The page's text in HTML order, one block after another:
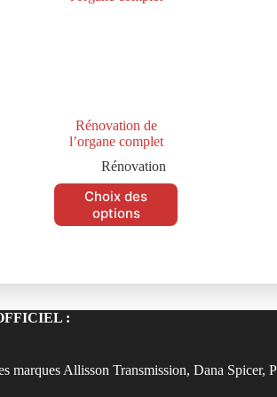
Rénovation de
l’organe complet
Rénovation
Choix des
options
: